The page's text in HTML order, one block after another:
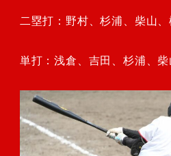
二塁打：野村、杉浦、柴山
単打：浅倉、吉田、杉浦、